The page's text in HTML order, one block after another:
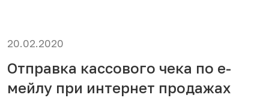
20.02.2020
Отправка кассового чека по е-
мейлу при интернет продажах